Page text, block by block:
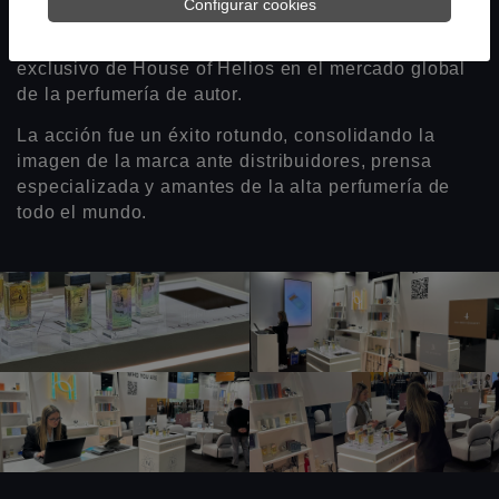
asegurando un resultado impecable y una
exclusivo de House of Helios en el mercado global
de la perfumería de autor.
La acción fue un éxito rotundo, consolidando la
imagen de la marca ante distribuidores, prensa
especializada y amantes de la alta perfumería de
todo el mundo.
Configurar cookies